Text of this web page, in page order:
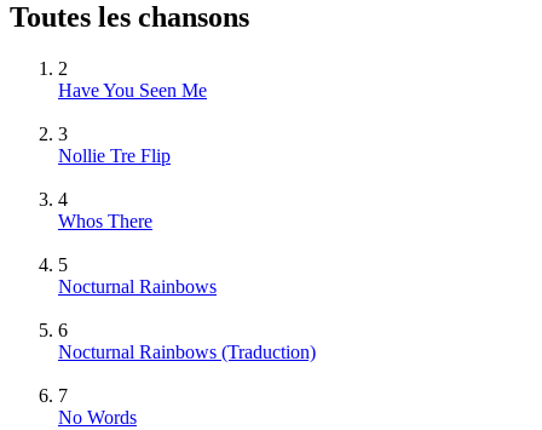
Toutes les chansons
2
Have You Seen Me
3
Nollie Tre Flip
4
Whos There
5
Nocturnal Rainbows
6
Nocturnal Rainbows (Traduction)
7
No Words